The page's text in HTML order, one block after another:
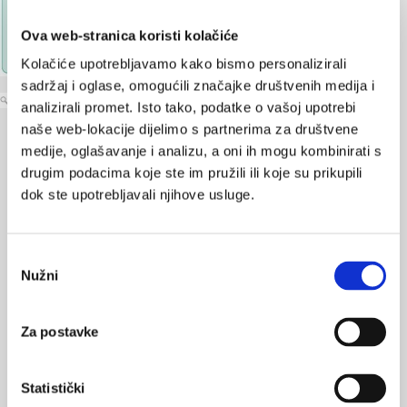
Ova web-stranica koristi kolačiće
Kolačiće upotrebljavamo kako bismo personalizirali
sadržaj i oglase, omogućili značajke društvenih medija i
analizirali promet. Isto tako, podatke o vašoj upotrebi
naše web-lokacije dijelimo s partnerima za društvene
medije, oglašavanje i analizu, a oni ih mogu kombinirati s
drugim podacima koje ste im pružili ili koje su prikupili
dok ste upotrebljavali njihove usluge.
pristanka
Nužni
Za postavke
Statistički
povećaj sliku
Rezultati epidemioloških istraživanja upućuju na povećan rizik za
razvoj pretilosti u djece koja su vrlo rano bila izložena
višekratnoj antibiotičkoj terapiji, međutim, točan mehanizam te
povezanosti još uvijek nije poznat. Podatci iz studija provedenih
do akumulacije masnog tkiva. Poremećaj crijevne mikrobiote
uzrokovane izlaganjem antibioticima u perinatalnom razdoblju
pretilosti, koji se zadržava nakon prestanka uzimanja antibiotika
važnost, s obzirom na to da je velik broj dojenčadi izložen